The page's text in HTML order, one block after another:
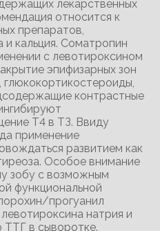
лекарственных
относится к
препаратов,
кальция. Соматропин
с левотироксином
эпифизарных зон
контрастные
Т4 в ТЗ. Ввиду
применение
развитием как
Особое внимание
зобу с возможным
функциональной
прогуанил
натрия и
в сыворотке.